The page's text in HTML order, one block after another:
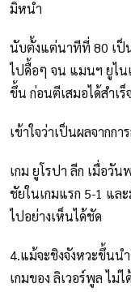
มิหนำ
นับตั้งแต่นาทีที่ 80 เป็
ไปดื้อๆ จน แมนฯ ยูไน
ขึ้น ก่อนตีเสมอได้สำเร็จ
เข้าใจว่าเป็นผลจากก
เกม ยูโรปา ลีก เมื่อวั
ชัยในเกมแรก 5-1 แล
ไปอย่างเห็นได้ชัด
4.แม้จะชิงจังหวะขึ้นน
เกมของ ลิเวอร์พูล ไม่